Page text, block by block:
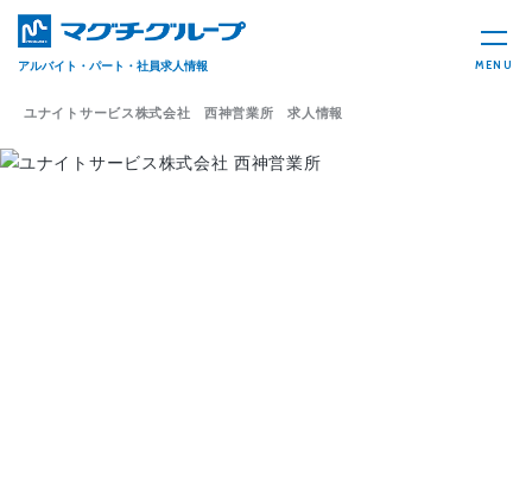
アルバイト・パート・社員求人情報 MENU
ユナイトサービス株式会社 西神営業所 求人情報